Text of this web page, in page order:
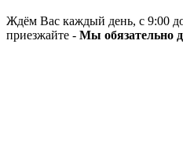
Ждём Вас каждый день, с 9:00
приезжайте - Мы обязательно